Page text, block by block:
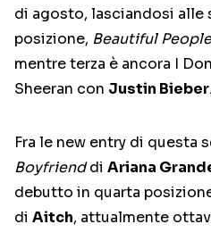
di agosto, lasciandosi alle
posizione, Beautiful People
mentre terza è ancora I
Sheeran con Justin Bieber.
Fra le new entry di questa
Boyfrienddi Ariana
debutto in quarta
di Aitch, attualmente